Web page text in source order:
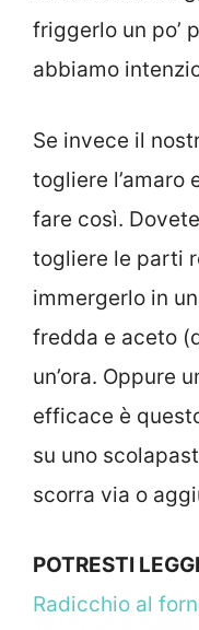
friggerlo un po’
abbiamo
Se invece il
togliere l’amaro
fare così.
togliere le parti
immergerlo in
fredda e aceto
un’ora. Oppure
efficace è
su uno
scorra via o
POTRESTI
Radicchio al